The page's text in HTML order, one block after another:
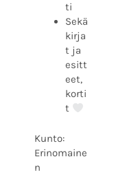
ti
Sekä
kirja
t ja
esitt
eet,
korti
t
Kunto:
Erinomaine
n